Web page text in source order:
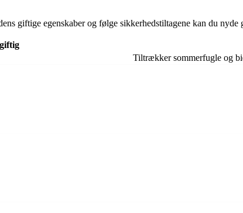
giftige egenskaber og følge sikkerhedstiltagene kan du
Tiltrækker sommerfugle og